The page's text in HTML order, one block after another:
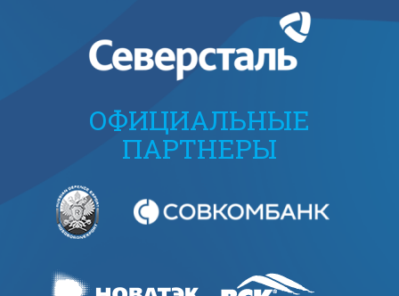
ОФИЦИАЛЬНЫЕ
ПАРТНЕРЫ